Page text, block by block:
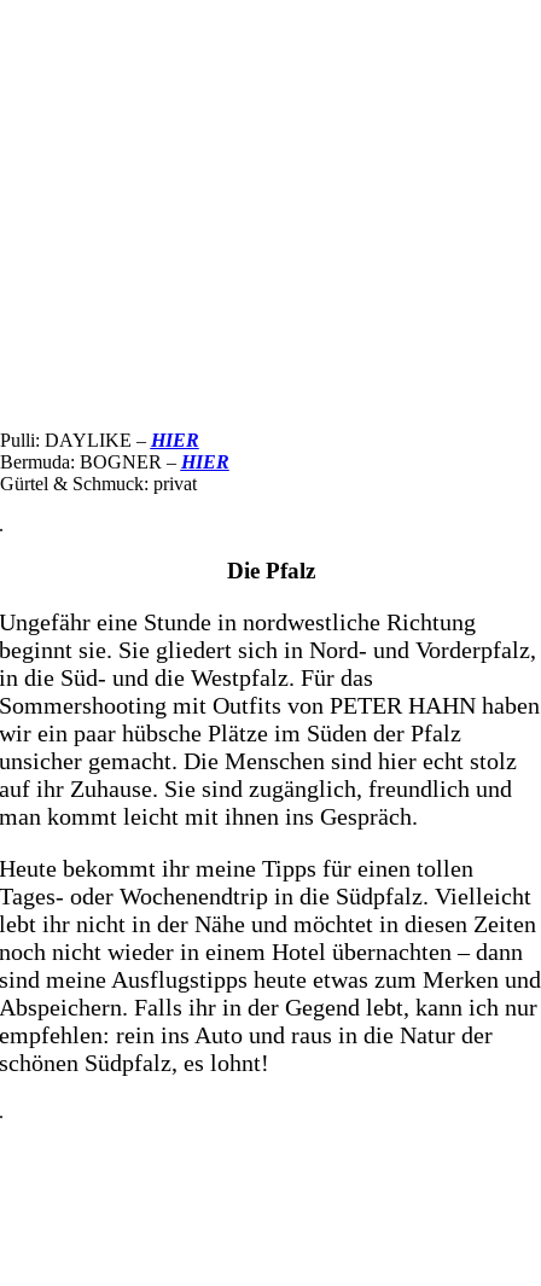
Pulli: DAYLIKE – HIER
Bermuda: BOGNER – HIER
Gürtel & Schmuck: privat
.
Die Pfalz
Ungefähr eine Stunde in nordwestliche Richtung
beginnt sie. Sie gliedert sich in Nord- und Vorderpfalz,
in die Süd- und die Westpfalz. Für das
Sommershooting mit Outfits von PETER HAHN haben
wir ein paar hübsche Plätze im Süden der Pfalz
unsicher gemacht. Die Menschen sind hier echt stolz
auf ihr Zuhause. Sie sind zugänglich, freundlich und
man kommt leicht mit ihnen ins Gespräch.
Heute bekommt ihr meine Tipps für einen tollen
Tages- oder Wochenendtrip in die Südpfalz. Vielleicht
lebt ihr nicht in der Nähe und möchtet in diesen Zeiten
noch nicht wieder in einem Hotel übernachten – dann
sind meine Ausflugstipps heute etwas zum Merken und
Abspeichern. Falls ihr in der Gegend lebt, kann ich nur
empfehlen: rein ins Auto und raus in die Natur der
schönen Südpfalz, es lohnt!
.